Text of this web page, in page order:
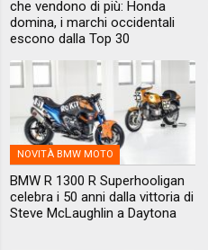
che vendono di più: Honda
domina, i marchi occidentali
escono dalla Top 30
NOVITÀ BMW MOTO
BMW R 1300 R Superhooligan
celebra i 50 anni dalla vittoria di
Steve McLaughlin a Daytona